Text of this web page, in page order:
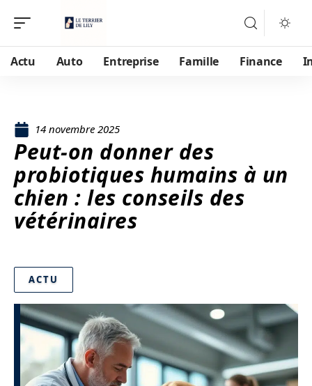
Actu Auto Entreprise Famille Finance
14 novembre 2025
Peut-on donner des
probiotiques humains à un
chien : les conseils des
vétérinaires
ACTU